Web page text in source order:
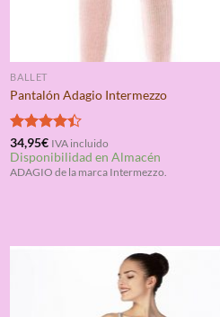
BALLET
Pantalón Adagio Intermezzo
Valorado
con4.33
de 5
34,95€ IVA incluido
Disponibilidad en Almacén
ADAGIO de la marca Intermezzo.